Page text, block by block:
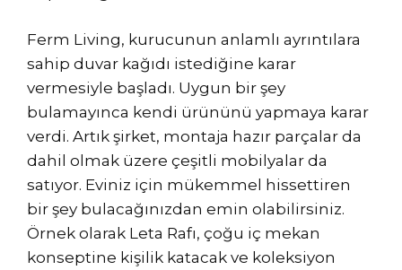
Ferm Living, kurucunun anlamlı ayrıntılara
sahip duvar kağıdı istediğine karar
vermesiyle başladı. Uygun bir şey
bulamayınca kendi ürününü yapmaya karar
verdi. Artık şirket, montaja hazır parçalar da
dahil olmak üzere çeşitli mobilyalar da
satıyor. Eviniz için mükemmel hissettiren
bir şey bulacağınızdan emin olabilirsiniz.
Örnek olarak Leta Rafı, çoğu iç mekan
konseptine kişilik katacak ve koleksiyon